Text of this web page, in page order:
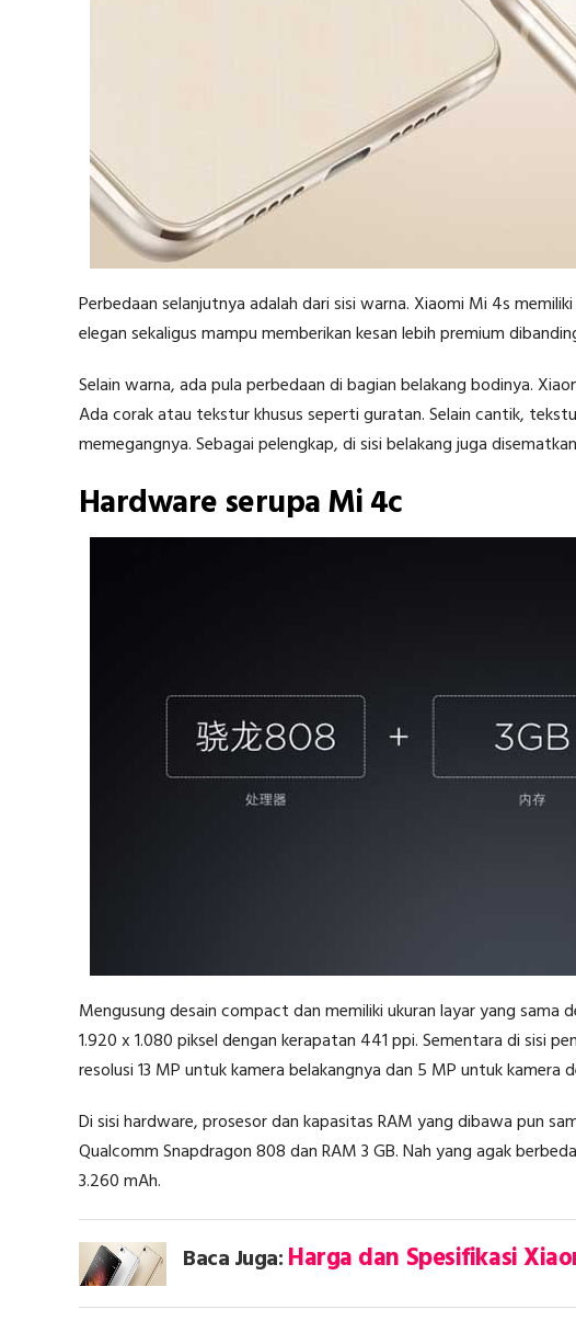
Perbedaan selanjutnya adalah dari sisi warna. Xiaomi Mi 4s
elegan sekaligus mampu memberikan kesan lebih premium
Selain warna, ada pula perbedaan di bagian belakang bodinya.
Ada corak atau tekstur khusus seperti guratan. Selain cantik,
memegangnya. Sebagai pelengkap, di sisi belakang juga
Hardware serupa Mi 4c
Mengusung desain compact dan memiliki ukuran layar yang sama
1.920 x 1.080 piksel dengan kerapatan 441 ppi. Sementara di sisi
resolusi 13 MP untuk kamera belakangnya dan 5 MP untuk kamera
Di sisi hardware, prosesor dan kapasitas RAM yang dibawa pun
Qualcomm Snapdragon 808 dan RAM 3 GB. Nah yang agak
3.260 mAh.
Baca Juga:Harga dan Spesifikasi